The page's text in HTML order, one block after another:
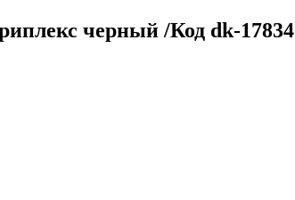
черный /Код dk-17834